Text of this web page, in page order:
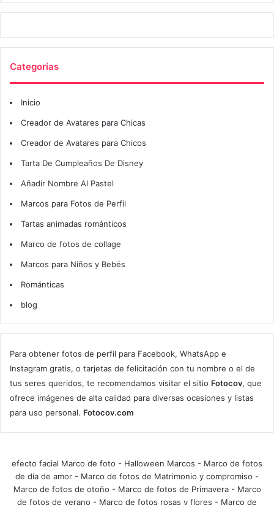
Categorías
Inicio
Creador de Avatares para Chicas
Creador de Avatares para Chicos
Tarta De Cumpleaños De Disney
Añadir Nombre Al Pastel
Marcos para Fotos de Perfil
Tartas animadas románticos
Marco de fotos de collage
Marcos para Niños y Bebés
Románticas
blog
Para obtener fotos de perfil para Facebook, WhatsApp e
Instagram gratis, o tarjetas de felicitación con tu nombre o el de
tus seres queridos, te recomendamos visitar el sitio Fotocov, que
ofrece imágenes de alta calidad para diversas ocasiones y listas
para uso personal. Fotocov.com
efecto facial Marco de foto - Halloween Marcos - Marco de fotos
de día de amor - Marco de fotos de Matrimonio y compromiso -
Marco de fotos de otoño - Marco de fotos de Primavera- Marco
de fotos de verano - Marco de fotos rosas y flores - Marco de